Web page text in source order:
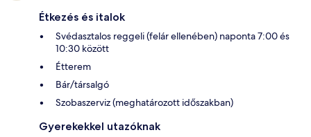
Étkezés és italok
Svédasztalos reggeli (felár ellenében) naponta 7:00 és
10:30 között
Étterem
Bár/társalgó
Szobaszerviz (meghatározott időszakban)
Gyerekekkel utazóknak